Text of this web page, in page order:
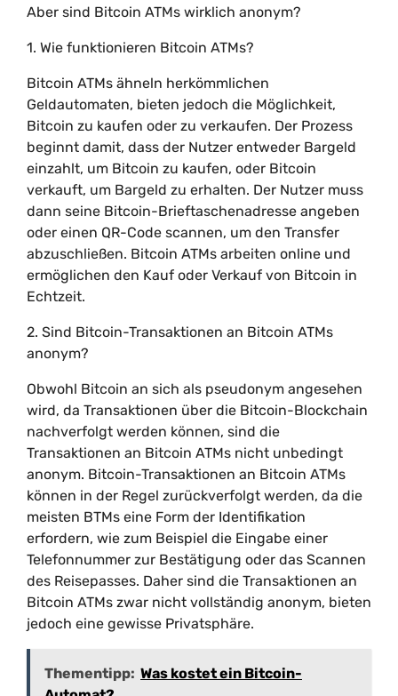
Aber sind Bitcoin ATMs wirklich anonym?
1. Wie funktionieren Bitcoin ATMs?
Bitcoin ATMs ähneln herkömmlichen
Geldautomaten, bieten jedoch die Möglichkeit,
Bitcoin zu kaufen oder zu verkaufen. Der Prozess
beginnt damit, dass der Nutzer entweder Bargeld
einzahlt, um Bitcoin zu kaufen, oder Bitcoin
verkauft, um Bargeld zu erhalten. Der Nutzer muss
dann seine Bitcoin-Brieftaschenadresse angeben
oder einen QR-Code scannen, um den Transfer
abzuschließen. Bitcoin ATMs arbeiten online und
ermöglichen den Kauf oder Verkauf von Bitcoin in
Echtzeit.
2. Sind Bitcoin-Transaktionen an Bitcoin ATMs
anonym?
Obwohl Bitcoin an sich als pseudonym angesehen
wird, da Transaktionen über die Bitcoin-Blockchain
nachverfolgt werden können, sind die
Transaktionen an Bitcoin ATMs nicht unbedingt
anonym. Bitcoin-Transaktionen an Bitcoin ATMs
können in der Regel zurückverfolgt werden, da die
meisten BTMs eine Form der Identifikation
erfordern, wie zum Beispiel die Eingabe einer
Telefonnummer zur Bestätigung oder das Scannen
des Reisepasses. Daher sind die Transaktionen an
Bitcoin ATMs zwar nicht vollständig anonym, bieten
jedoch eine gewisse Privatsphäre.
Thementipp: Was kostet ein Bitcoin-